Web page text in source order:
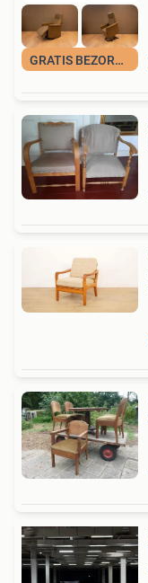
GRATIS BEZORGD